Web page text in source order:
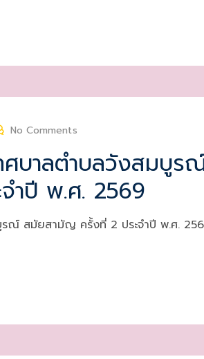
No Comments
ศบาลตำบลวังสมบู
ำปี พ.ศ. 2569
รณ์ สมัยสามัญ ครั้งที่ 2 ประจำปี พ.ศ.